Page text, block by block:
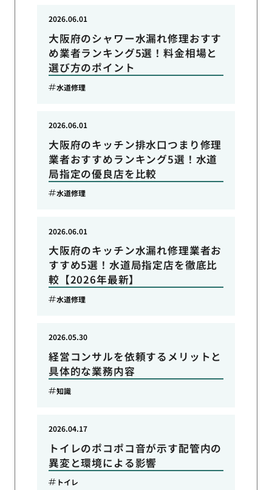
大阪府のシャワー水漏れ修理おすす
め業者ランキング5選！料金相場と
選び方のポイント
2026.06.01
水道修理
大阪府のキッチン排水口つまり修理
業者おすすめランキング5選！水道
局指定の優良店を比較
2026.06.01
水道修理
大阪府のキッチン水漏れ修理業者お
すすめ5選！水道局指定店を徹底比
較【2026年最新】
2026.06.01
水道修理
経営コンサルを依頼するメリットと
具体的な業務内容
2026.05.30
知識
トイレのポコポコ音が示す配管内の
異変と環境による影響
2026.04.17
トイレ